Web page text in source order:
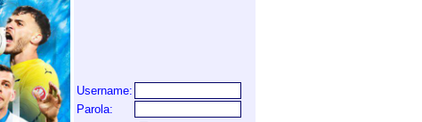
Username:
Parola: